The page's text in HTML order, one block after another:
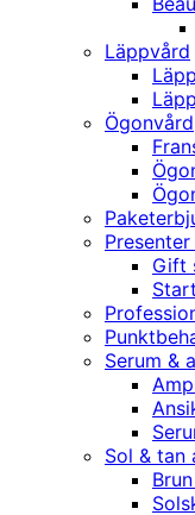
Läppvård
Ögonvård
Gift
Serum &
Sol & tan